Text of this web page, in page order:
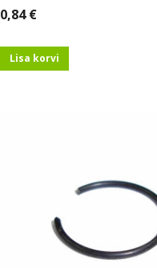
0,84€
Lisa korvi